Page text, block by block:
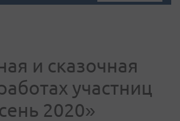
и сказочная
участниц
2020»